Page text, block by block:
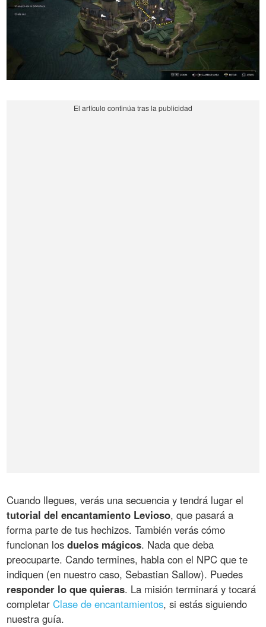
Cuando llegues, verás una secuencia y tendrá lugar el
tutorial del encantamiento Levioso, que pasará a
forma parte de tus hechizos. También verás cómo
funcionan losduelos mágicos. Nada que deba
preocuparte. Cando termines, habla con el NPC que te
indiquen (en nuestro caso, Sebastian Sallow). Puedes
responder lo que quieras. La misión terminará y tocará
completarClase de encantamientos, si estás siguiendo
nuestra guía.